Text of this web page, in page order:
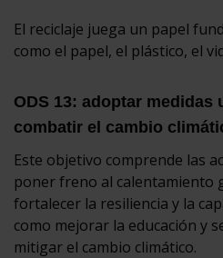
El reciclaje juega un papel
como el papel, el plástico, el
ODS 13: adoptar medidas
combatir el cambio
Este objetivo comprende las
poner freno al calentamiento
fortalecer la resiliencia y la
como mejorar la educación y
mitigar el cambio climático.